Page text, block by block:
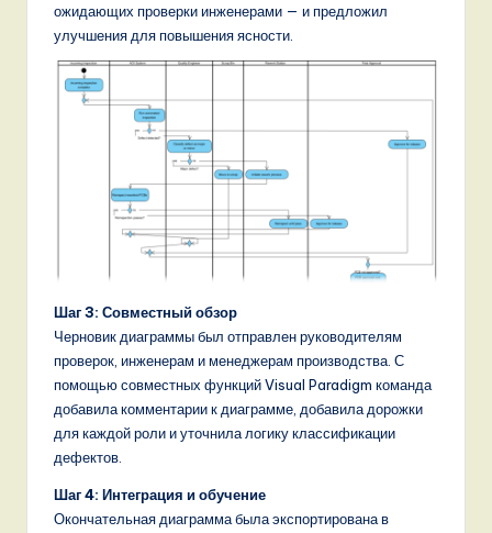
ожидающих проверки инженерами — и предложил
улучшения для повышения ясности.
Шаг 3: Совместный обзор
Черновик диаграммы был отправлен руководителям
проверок, инженерам и менеджерам производства. С
помощью совместных функций Visual Paradigm команда
добавила комментарии к диаграмме, добавила дорожки
для каждой роли и уточнила логику классификации
дефектов.
Шаг 4: Интеграция и обучение
Окончательная диаграмма была экспортирована в